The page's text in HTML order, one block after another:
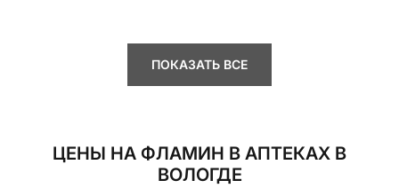
ПОКАЗАТЬ ВСЕ
ЦЕНЫ НА ФЛАМИН В АПТЕКАХ В
ВОЛОГДЕ